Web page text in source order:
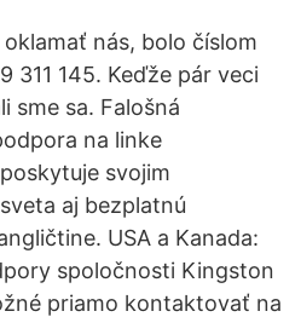
nás, bolo číslom
311 145. Keďže pár veci
sme sa. Falošná
na linke
svojim
aj bezplatnú
USA a Kanada:
spoločnosti Kingston
priamo kontaktovať na